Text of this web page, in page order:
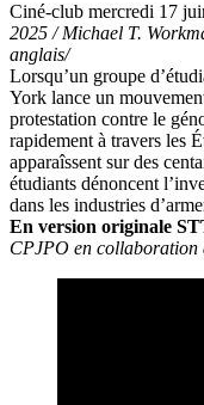
Ciné-club mercredi 17
2025 / Michael T.
anglais/
Lorsqu’un groupe
York lance un
protestation contre le
rapidement à travers les
apparaîssent sur des
étudiants dénoncent
dans les industries
En version originale
CPJPO en